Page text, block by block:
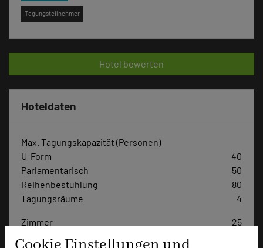
Tagungsteilnehmer
Hotel bewerten
Hoteldaten
Max. Tagungskapazität (Personen)
U-Form
40
Parlamentarisch
50
Reihenbestuhlung
80
Tagungsräume
4
Zimmer
25